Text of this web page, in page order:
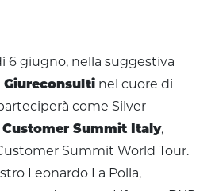
6 giugno, nella suggestiva
Giureconsulti nel cuore di
come Silver
Customer Summit Italy,
Summit World Tour.
Leonardo La Polla,